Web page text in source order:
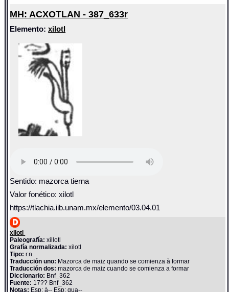
MH: ACXOTLAN - 387_633r
Elemento:xilotl
Sentido: mazorca tierna
Valor fonético: xilotl
https://tlachia.iib.unam.mx/elemento/03.04.01
xilotl
Paleografía: xillotl
Grafía normalizada: xilotl
Tipo: r.n.
Traducción uno: Mazorca de maiz quando se comienza à formar
Traducción dos: mazorca de maiz cuando se comienza a formar
Diccionario: Bnf_362
Fuente: 17?? Bnf_362
Notas: Esp: à-- Esp: qua--